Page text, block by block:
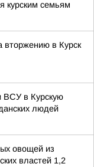
курским семьям
вторжению в Курск
ВСУ в Курскую
людей
овощей из
властей 1,2